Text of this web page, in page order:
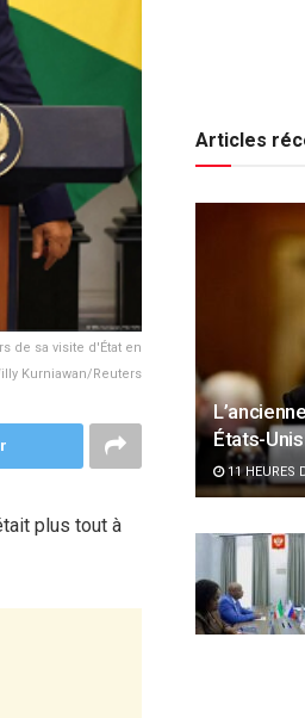
de sa visite d'État en
Kurniawan/Reuters
plus tout à
Articles
États-
11 HEURES